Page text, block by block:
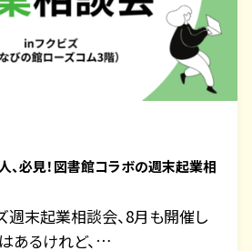
、必見！図書館コラボの週末起業相
週末起業相談会、8月も開催し
あるけれど、…